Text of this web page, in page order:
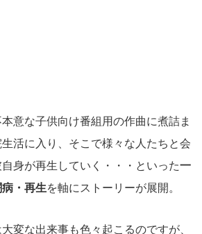
意な子供向け番組用の作曲に煮詰ま
活に入り、そこで様々な人たちと会
身が再生していく・・・といった一
・再生を軸にストーリーが展開。
変な出来事も色々起こるのですが、